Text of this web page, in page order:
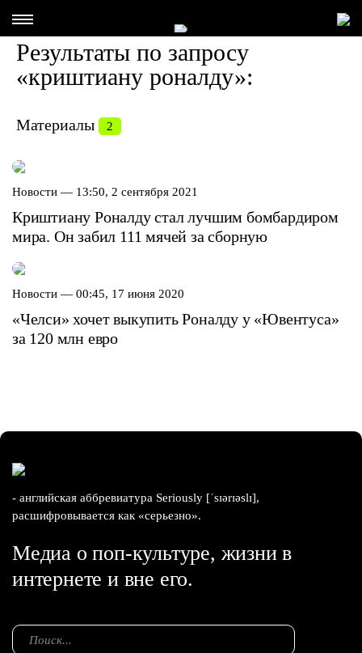
Результаты по запросу
«криштиану роналду»:
Материалы 2
Новости — 13:50, 2 сентября 2021
Криштиану Роналду стал лучшим бомбардиром
мира. Он забил 111 мячей за сборную
Новости — 00:45, 17 июня 2020
«Челси» хочет выкупить Роналду у «Ювентуса»
за 120 млн евро
- английская аббревиатура Seriously [ˈsɪərɪəslɪ],
расшифровывается как «серьезно».
Медиа о поп-культуре, жизни в
интернете и вне его.